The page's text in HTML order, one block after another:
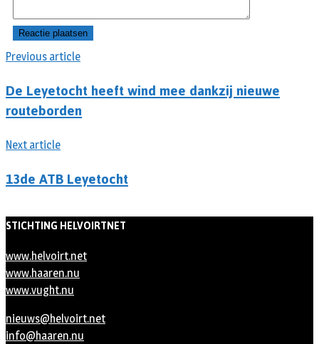
Previous article
De Leyetocht heeft wind mee dankzij nieuwe
routeborden
Next article
13de ATB Leyetocht
STICHTING HELVOIRTNET
www.helvoirt.net
www.haaren.nu
www.vught.nu
nieuws@helvoirt.net
info@haaren.nu